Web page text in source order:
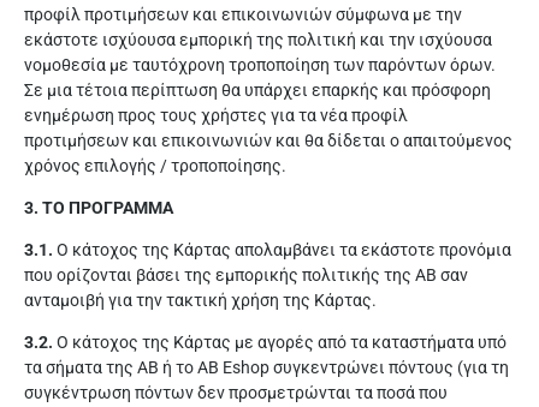
προφίλ προτιμήσεων και επικοινωνιών σύμφωνα με την
εκάστοτε ισχύουσα εμπορική της πολιτική και την ισχύουσα
νομοθεσία με ταυτόχρονη τροποποίηση των παρόντων όρων.
Σε μια τέτοια περίπτωση θα υπάρχει επαρκής και πρόσφορη
ενημέρωση προς τους χρήστες για τα νέα προφίλ
προτιμήσεων και επικοινωνιών και θα δίδεται ο απαιτούμενος
χρόνος επιλογής / τροποποίησης.
3. ΤΟ ΠΡΟΓΡΑΜΜΑ
3.1. Ο κάτοχος της Κάρτας απολαμβάνει τα εκάστοτε προνόμια
που ορίζονται βάσει της εμπορικής πολιτικής της ΑΒ σαν
ανταμοιβή για την τακτική χρήση της Κάρτας.
3.2. Ο κάτοχος της Κάρτας με αγορές από τα καταστήματα υπό
τα σήματα της ΑΒ ή το ΑΒ Eshop συγκεντρώνει πόντους (για τη
συγκέντρωση πόντων δεν προσμετρώνται τα ποσά που